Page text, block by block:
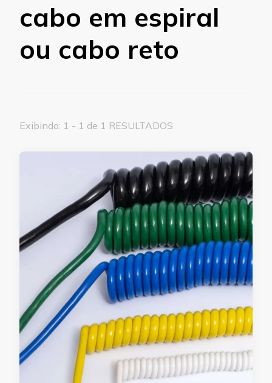
cabo em espiral
ou cabo reto
Exibindo: 1 - 1 de 1 RESULTADOS